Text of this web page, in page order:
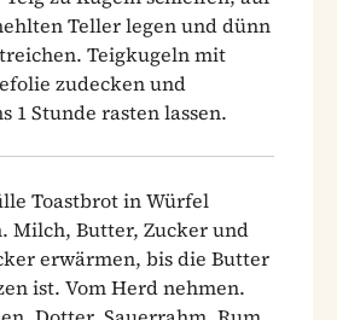
Teller legen und dünn
Teigkugeln mit
zudecken und
1 Stunde rasten lassen.
Toastbrot in Würfel
Milch, Butter, Zucker und
erwärmen, bis die Butter
ist. Vom Herd nehmen.